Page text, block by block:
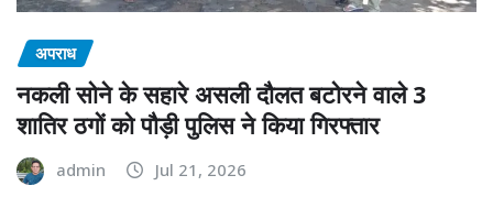
अपराध
नकली सोने के सहारे असली दौलत बटोरने वाले 3
शातिर ठगों को पौड़ी पुलिस ने किया गिरफ्तार
admin Jul 21, 2026